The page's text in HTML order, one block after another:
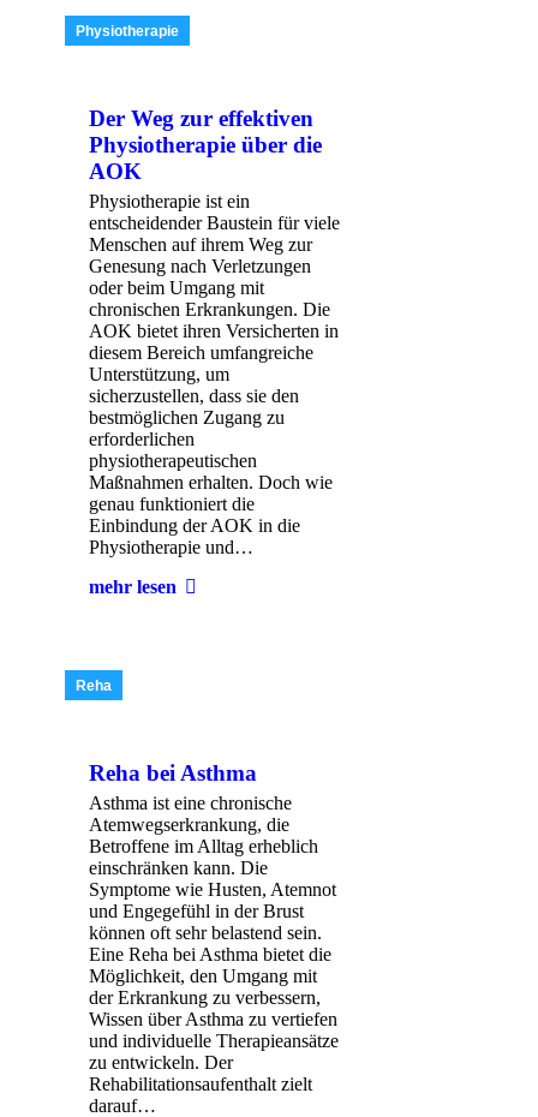
Physiotherapie
Der Weg zur effektiven
Physiotherapie über die
AOK
Physiotherapie ist ein
entscheidender Baustein für viele
Menschen auf ihrem Weg zur
Genesung nach Verletzungen
oder beim Umgang mit
chronischen Erkrankungen. Die
AOK bietet ihren Versicherten in
diesem Bereich umfangreiche
Unterstützung, um
sicherzustellen, dass sie den
bestmöglichen Zugang zu
erforderlichen
physiotherapeutischen
Maßnahmen erhalten. Doch wie
genau funktioniert die
Einbindung der AOK in die
Physiotherapie und…
mehr lesen
Reha
Reha bei Asthma
Asthma ist eine chronische
Atemwegserkrankung, die
Betroffene im Alltag erheblich
einschränken kann. Die
Symptome wie Husten, Atemnot
und Engegefühl in der Brust
können oft sehr belastend sein.
Eine Reha bei Asthma bietet die
Möglichkeit, den Umgang mit
der Erkrankung zu verbessern,
Wissen über Asthma zu vertiefen
und individuelle Therapieansätze
zu entwickeln. Der
Rehabilitationsaufenthalt zielt
darauf…